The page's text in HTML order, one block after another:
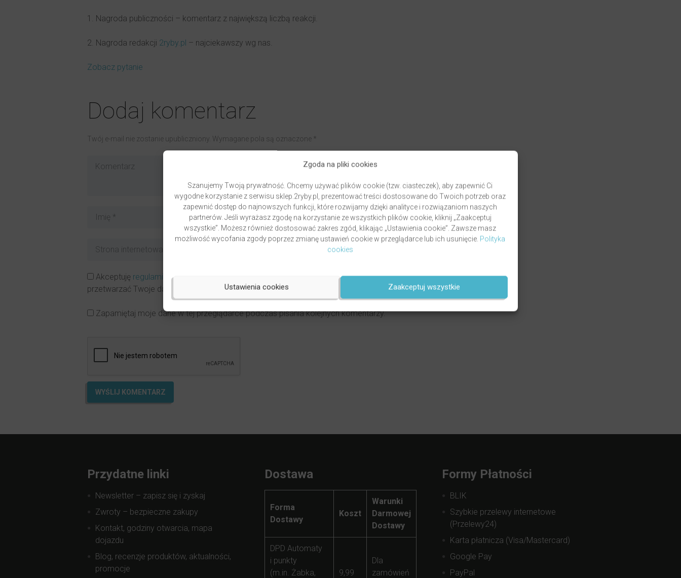
Zgoda na pliki cookies
Szanujemy Twoją prywatność. Chcemy używać plików cookie (tzw. ciasteczek), aby zapewnić Ci
wygodne korzystanie z serwisu sklep.2ryby.pl, prezentować treści dostosowane do Twoich potrzeb oraz
zapewnić dostęp do najnowszych funkcji, które rozwijamy dzięki analityce i rozwiązaniom naszych
partnerów. Jeśli wyrażasz zgodę na korzystanie ze wszystkich plików cookie, kliknij „Zaakceptuj
wszystkie”. Możesz również dostosować zakres zgód, klikając „Ustawienia cookie”. Zawsze masz
możliwość wycofania zgody poprzez zmianę ustawień cookie w przeglądarce lub ich usunięcie. Polityka
cookies
Zaakceptuj wszystkie
Ustawienia cookies
1. Nagroda publiczności – komentarz z największą liczbą reakcji.
2. Nagroda redakcji 2ryby.pl – najciekawszy wg nas.
Zobacz pytanie
Dodaj komentarz
Twój e-mail nie zostanie upubliczniony. Wymagane pola są oznaczone *
Akceptuję regulamin ipolitykę prywatności
(znajdują się w niej zasady na jakich będziemy
przetwarzać Twoje dane osobowe zgodnie z RODO).*
Zapamiętaj moje dane w tej przeglądarce podczas pisania kolejnych komentarzy.
Przydatne linki
Newsletter – zapisz się i zyskaj
Zwroty – bezpieczne zakupy
Kontakt, godziny otwarcia, mapa
dojazdu
Blog, recenzje produktów, aktualności,
promocje
Dostawa
Forma
Dostawy
Koszt
Warunki
Darmowej
Dostawy
DPD Automaty
i punkty
(m.in. Żabka,
9,99
Dla
zamówień
Formy Płatności
BLIK
Szybkie przelewy internetowe
(Przelewy24)
Karta płatnicza (Visa/Mastercard)
Google Pay
PayPal